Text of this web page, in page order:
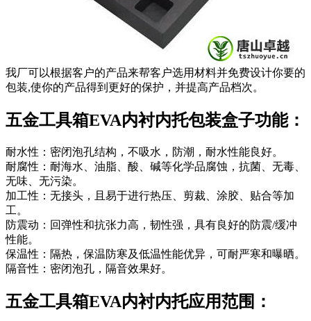
我厂可以根据客户的产品来帮客户选用材料并免费设计你要的
包装,使你的产品得到更好的保护，并提高产品档次。
五金工具箱EVA内衬内托包装盒子功能：
耐水性：密闭泡孔结构，不吸水，防潮，耐水性能良好。
耐腐性：耐海水、油脂、酸、碱等化学品腐蚀，抗菌、无毒、
无味、无污染。
加工性：无接头，且易于进行热压、剪裁、涂胶、贴合等加
工。
防震动：回弹性和抗张力高，韧性强，具有良好的防震/缓冲
性能。
保温性：隔热，保温防寒及低温性能优异，可耐严寒和曝晒。
隔音性：密闭泡孔，隔音效果好。
五金工具箱EVA内衬内托应用范围：